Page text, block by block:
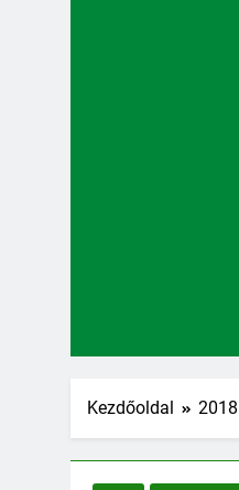
Kezdőoldal 2018